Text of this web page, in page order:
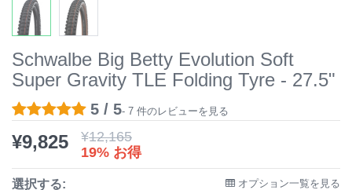
Schwalbe Big Betty Evolution Soft
Super Gravity TLE Folding Tyre - 27.5"
5 / 5- 7 件のレビューを見る
¥9,825 ¥12,165
19% お得
選択する: オプション一覧を見る